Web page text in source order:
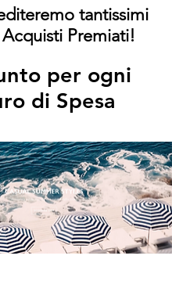
tantissimi
Premiati!
per ogni
di Spesa